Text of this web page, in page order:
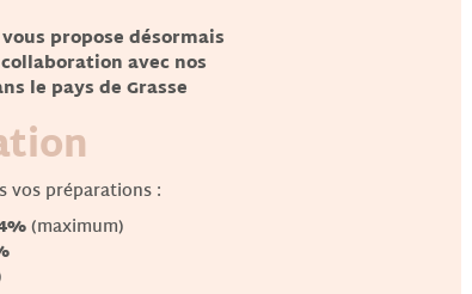
propose désormais
avec nos
le pays de Grasse
vos préparations :
(maximum)